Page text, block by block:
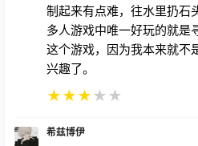
多人游戏中唯一好玩的就是
这个游戏，因为我本来就不
兴趣了。
★★★
这款游戏单人玩起来很棒，